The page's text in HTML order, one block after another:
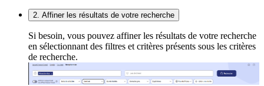
2. Affiner les résultats de votre recherche
Si besoin, vous pouvez affiner les résultats de votre recherche
en sélectionnant des filtres et critères présents sous les critères
de recherche.